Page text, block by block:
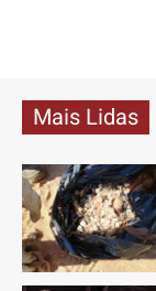
Mais Lidas